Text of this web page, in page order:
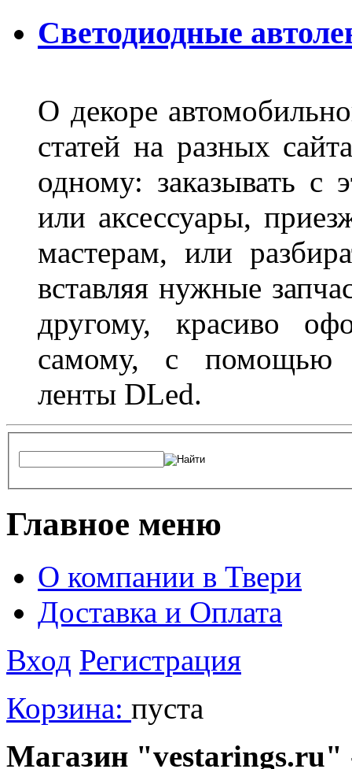
Светодиодные
О декоре
статей на разных
одному: заказывать с
или аксессуары,
мастерам, или
вставляя нужные
другому, красиво
самому, с помощью
ленты DLed.
Главное меню
О компании в Твери
Доставка и Оплата
Вход Регистрация
Корзина: пуста
Магазин "vestarings.ru"